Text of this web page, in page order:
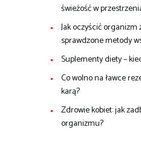
świeżość w
Jak oczyścić organizm
sprawdzone metody
Suplementy diety –
Co wolno na ławce
karą?
Zdrowie kobiet: jak
organizmu?